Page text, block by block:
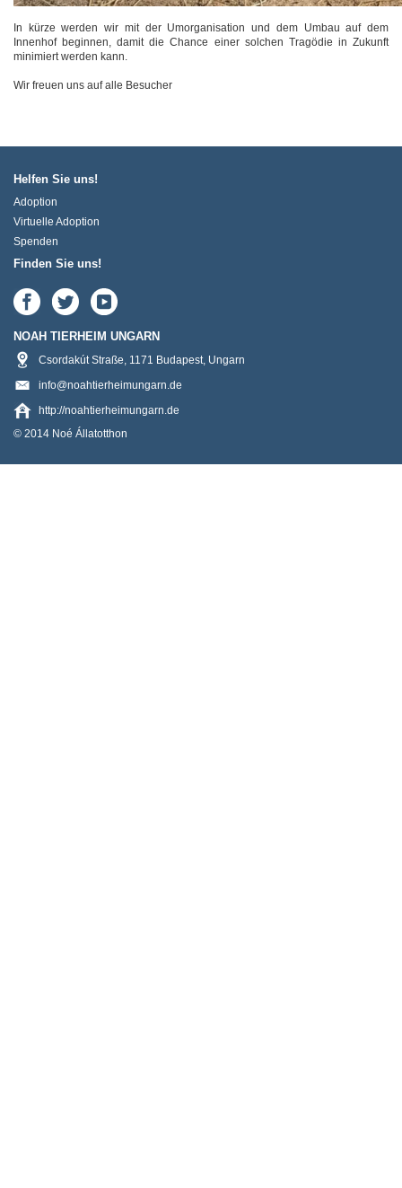
In kürze werden wir mit der Umorganisation und dem Umbau auf dem
Innenhof beginnen, damit die Chance einer solchen Tragödie in Zukunft
minimiert werden kann.
Wir freuen uns auf alle Besucher
Helfen Sie uns!
Adoption
Virtuelle Adoption
Spenden
Finden Sie uns!
NOAH TIERHEIM UNGARN
Csordakút Straße, 1171 Budapest, Ungarn
info@noahtierheimungarn.de
http://noahtierheimungarn.de
© 2014 Noé Állatotthon